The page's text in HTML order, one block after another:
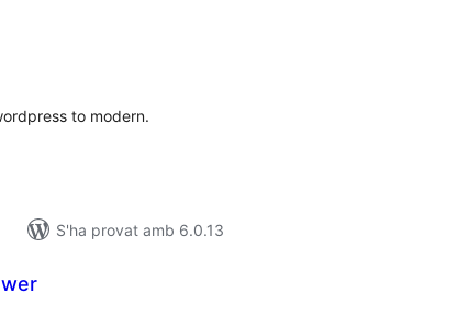
to modern.
S'ha provat amb 6.0.13